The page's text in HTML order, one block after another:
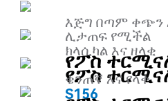
እጅግ በጣም ቀጭን
ሊታጠፍ የሚችል
የፖስ
S156
ክላሲካል እና ዘላቂ
የፖስ
ቄንጠኛ እና የላቀ